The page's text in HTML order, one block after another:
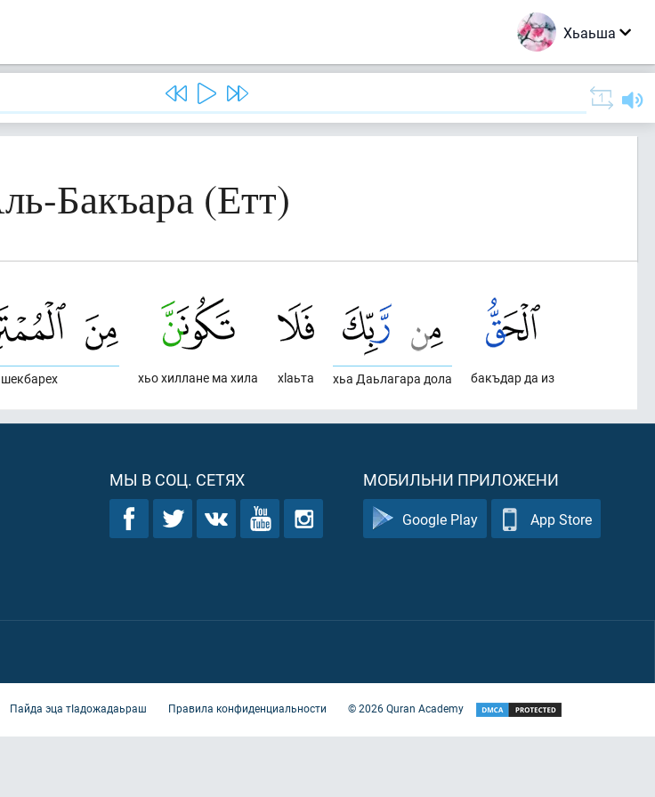
Хьаьша
Бакъара (Етт)
бакъдар да из
хьа Даьлагара дола
хlаьта
хьо хиллане ма хила
шекбарех
МЫ В СОЦ. СЕТЯХ МОБИЛЬНИ ПРИЛОЖЕНИ
Google Play App Store
Пайда эца тIадожадаьраш Правила конфиденциальности ©2026Quran Academy